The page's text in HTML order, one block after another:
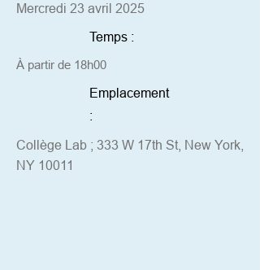
Mercredi 23 avril 2025
Temps :
À partir de 18h00
Emplacement
:
Collège Lab ; 333 W 17th St, New York,
NY 10011